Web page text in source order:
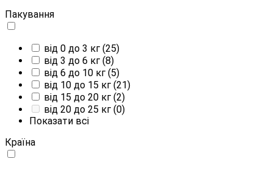
Пакування
від 0 до 3 кг (25)
від 3 до 6 кг (8)
від 6 до 10 кг (5)
від 10 до 15 кг (21)
від 15 до 20 кг (2)
від 20 до 25 кг (0)
Показати всі
Країна